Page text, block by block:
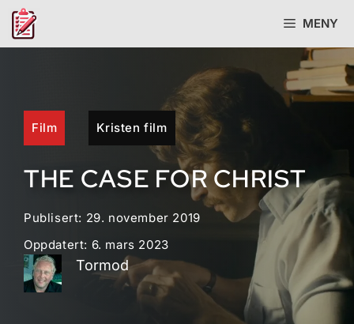
Hopp
MENY
Film Kristen film
THE CASE FOR CHRIST
Publisert: 29. november 2019
Oppdatert: 6. mars 2023
Tormod